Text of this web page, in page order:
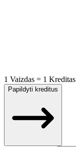
1 Vaizdas = 1 Kreditas
Papildyti kreditus